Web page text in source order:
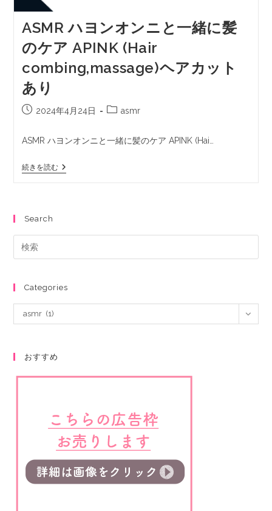
ASMR ハヨンオンニと一緒に髪
のケア APINK (Hair
combing,massage)ヘアカット
あり
2024年4月24日 asmr
ASMR ハヨンオンニと一緒に髪のケア APINK (Hai…
続きを読む
Search
Categories
asmr (1)
おすすめ